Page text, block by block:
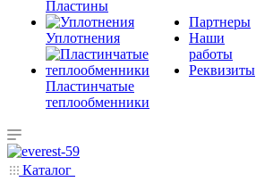
Пластины
Уплотнения
Пластинчатые
теплообменники
Партнеры
Наши
работы
Реквизиты
Каталог